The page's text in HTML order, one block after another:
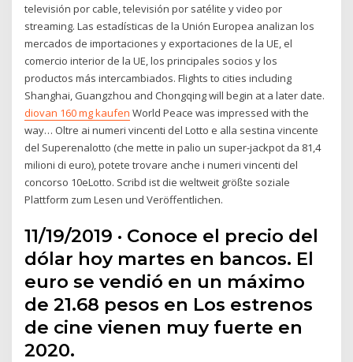
televisión por cable, televisión por satélite y video por
streaming. Las estadísticas de la Unión Europea analizan los
mercados de importaciones y exportaciones de la UE, el
comercio interior de la UE, los principales socios y los
productos más intercambiados. Flights to cities including
Shanghai, Guangzhou and Chongqing will begin at a later date.
diovan 160 mg kaufen World Peace was impressed with the
way… Oltre ai numeri vincenti del Lotto e alla sestina vincente
del Superenalotto (che mette in palio un super-jackpot da 81,4
milioni di euro), potete trovare anche i numeri vincenti del
concorso 10eLotto. Scribd ist die weltweit größte soziale
Plattform zum Lesen und Veröffentlichen.
11/19/2019 · Conoce el precio del
dólar hoy martes en bancos. El
euro se vendió en un máximo
de 21.68 pesos en Los estrenos
de cine vienen muy fuerte en
2020.